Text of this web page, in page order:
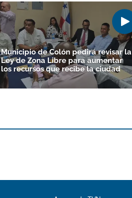
Municipio de Colón pedirá revisar la
Ley de Zona Libre para aumentar
los recursos que recibe la ciudad